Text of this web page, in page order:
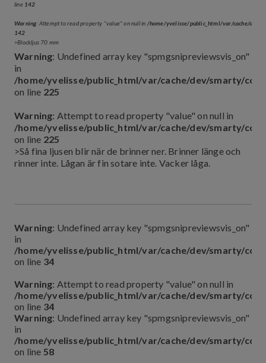
line 142
Warning: Attempt to read property "value" on null in /home/yvelisse/public_html/var/cache/dev/
142
>Blockljus 70 mm
Warning: Undefined array key "spmgsnipreviewsvis_on"
in
/home/yvelisse/public_html/var/cache/dev/smarty/
on line 225
Warning: Attempt to read property "value" on null in
/home/yvelisse/public_html/var/cache/dev/smarty/
on line 225
>Så fina ljusen blir när de brinner ner. Brinner länge och
rinner inte. Lågan är fin sotare inte. Vacker låga.
Warning: Undefined array key "spmgsnipreviewsvis_on"
in
/home/yvelisse/public_html/var/cache/dev/smarty/
on line 34
Warning: Attempt to read property "value" on null in
/home/yvelisse/public_html/var/cache/dev/smarty/
on line 34
Warning: Undefined array key "spmgsnipreviewsvis_on"
in
/home/yvelisse/public_html/var/cache/dev/smarty/
on line 58